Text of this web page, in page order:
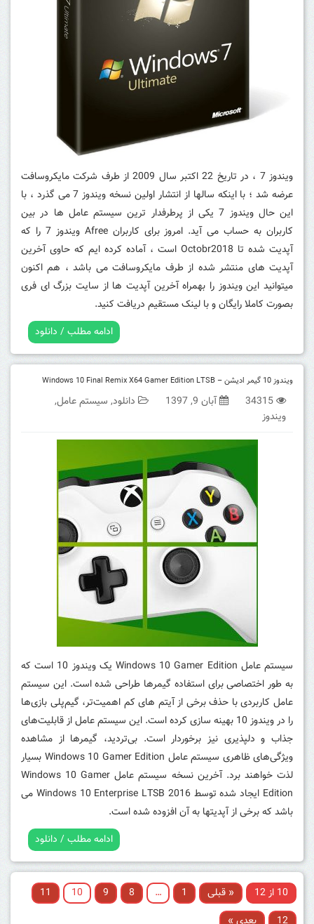
ویندوز 7 ، در تاریخ 22 اکتبر سال 2009 از طرف شرکت مایکروسافت
عرضه شد ؛ با اینکه سالها از انتشار اولین نسخه ویندوز 7 می گذرد ، با
این حال ویندوز 7 یکی از پرطرفدار ترین سیستم عامل ها در بین
کاربران به حساب می آید. امروز برای کاربران Afree ویندوز 7 را که
آپدیت شده تا Octobr2018 است ، آماده کرده ایم که حاوی آخرین
آپدیت های منتشر شده از طرف مایکروسافت می باشد ، هم اکنون
میتوانید این ویندوز را بهمراه آخرین آپدیت ها از سایت بزرگ ای فری
بصورت کاملا رایگان و با لینک مستقیم دریافت کنید.
ادامه مطلب / دانلود
ویندوز 10 گیمر ادیشن – Windows 10 Final Remix X64 Gamer Edition LTSB
34315 آبان 9, 1397 دانلود, سیستم عامل,
ویندوز
سیستم عامل Windows 10 Gamer Edition یک ویندوز 10 است که
به طور اختصاصی برای استفاده گیمرها طراحی شده است. این سیستم
عامل کاربردی با حذف برخی از آیتم های کم‌ اهمیت‌تر، گیم‌پلی بازی‌ها
را در ویندوز 10 بهینه سازی کرده است. این سیستم عامل از قابلیت‌‎های
جذاب و دلپذیری نیز برخوردار است. بی‌تردید، گیمرها از مشاهده
ویژگی‌های ظاهری سیستم عامل Windows 10 Gamer Edition بسیار
لذت خواهند برد. آخرین نسخه سیستم عامل Windows 10 Gamer
Edition ایجاد شده توسط Windows 10 Enterprise LTSB 2016 می
باشد که برخی از آپدیتها به آن افزوده شده است.
ادامه مطلب / دانلود
10 از 12 « قبلی 1
…
8
9
10
11